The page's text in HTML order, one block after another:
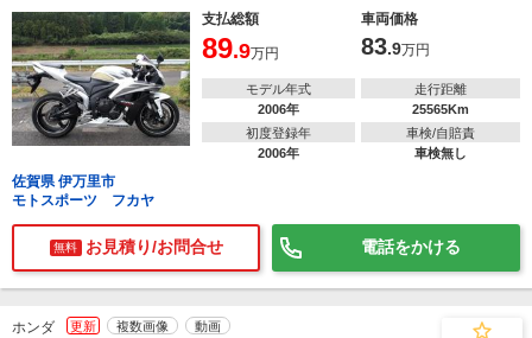
支払総額
車両価格
89.9万円 83.9万円
モデル年式
2006年
走行距離
25565Km
初度登録年
2006年
車検/自賠責
車検無し
佐賀県 伊万里市
モトスポーツ フカヤ
無料 お見積り/お問合せ 電話をかける
ホンダ 更新 複数画像 動画